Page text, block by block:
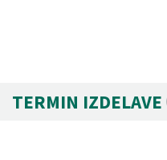
TERMIN IZDELAVE